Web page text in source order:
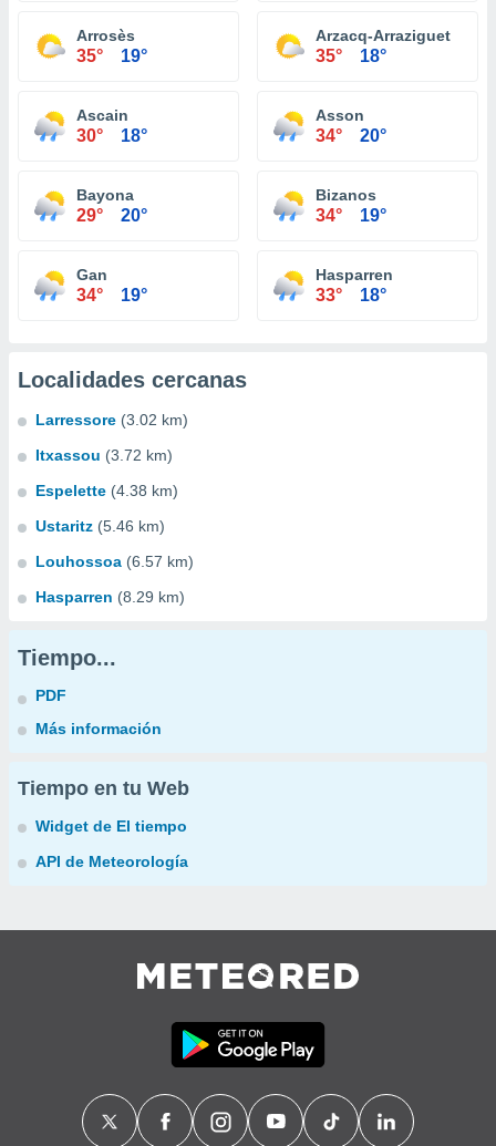
Arrosès
35° 19°
Arzacq-Arraziguet
35° 18°
Ascain
30° 18°
Asson
34° 20°
Bayona
29° 20°
Bizanos
34° 19°
Gan
34° 19°
Hasparren
33° 18°
Localidades cercanas
Larressore (3.02 km)
Itxassou (3.72 km)
Espelette (4.38 km)
Ustaritz (5.46 km)
Louhossoa (6.57 km)
Hasparren (8.29 km)
Tiempo...
PDF
Más información
Tiempo en tu Web
Widget de El tiempo
API de Meteorología